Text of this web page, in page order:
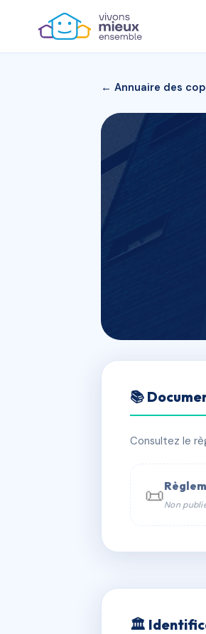
← Annuaire des
98
📍 98 r de
📞
📚
Consultez le
📜Non
🏛